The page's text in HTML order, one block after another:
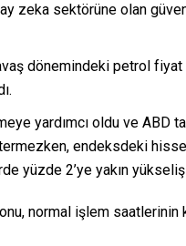
zeka sektörüne olan
dönemindeki petrol fiyat
yardımcı oldu ve ABD
endeksdeki
yüzde 2’ye yakın
normal işlem saatlerinin